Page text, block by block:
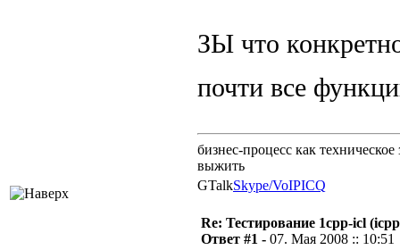
ЗЫ что
почти все
бизнес-процесс как
выжить
GTalkSkype/VoIPICQ
Re: Тестирование 1cpp-icl
Ответ #1 - 07. Мая 2008 :: 10:51